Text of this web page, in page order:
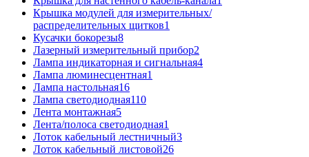
Крышка модулей для измерительных/
распределительных щитков1
Кусачки бокорезы8
Лазерный измерительный прибор2
Лампа индикаторная и сигнальная4
Лампа люминесцентная1
Лампа настольная16
Лампа светодиодная110
Лента монтажная5
Лента/полоса светодиодная1
Лоток кабельный лестничный3
Лоток кабельный листовой26